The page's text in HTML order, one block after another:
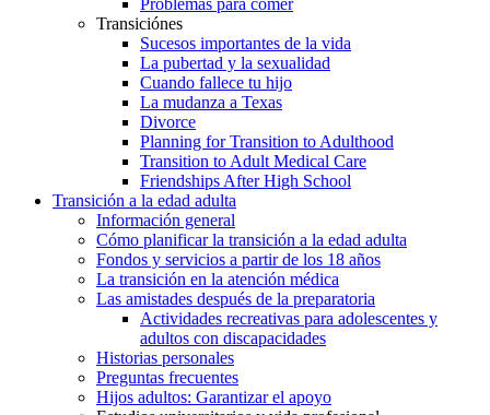
Transiciónes
Sucesos importantes de la vida
La pubertad y la sexualidad
Cuando fallece tu hijo
La mudanza a Texas
Divorce
Planning for Transition to Adulthood
Transition to Adult Medical Care
Friendships After High School
Transición a la edad adulta
Información general
Cómo planificar la transición a la edad adulta
Fondos y servicios a partir de los 18 años
La transición en la atención médica
Las amistades después de la preparatoria
Actividades recreativas para adolescentes y
adultos con discapacidades
Historias personales
Preguntas frecuentes
Hijos adultos: Garantizar el apoyo